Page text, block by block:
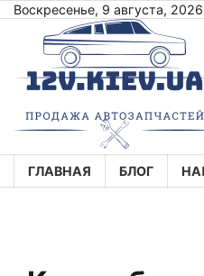
Skip
content
Воскресенье, 9 августа, 2026
ГЛАВНАЯ БЛОГ